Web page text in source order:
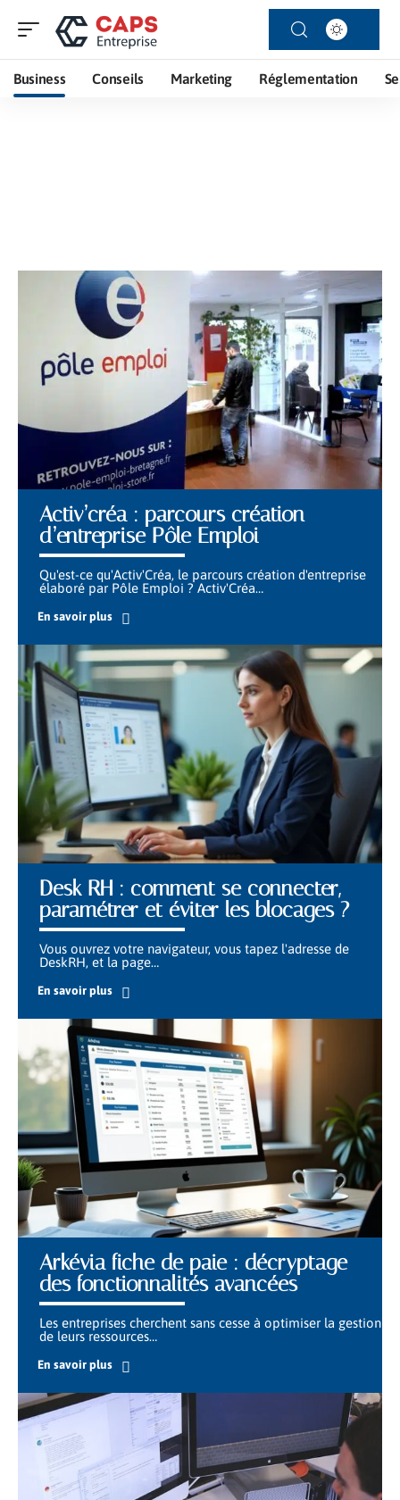
Business Conseils Marketing Réglementation
Activ’créa : parcours création
d’entreprise Pôle Emploi
Qu'est-ce qu'Activ'Créa, le parcours création d'entreprise
élaboré par Pôle Emploi ? Activ'Créa…
En savoir plus
Desk RH : comment se connecter,
paramétrer et éviter les blocages ?
Vous ouvrez votre navigateur, vous tapez l'adresse de
DeskRH, et la page…
En savoir plus
Arkévia fiche de paie : décryptage
des fonctionnalités avancées
Les entreprises cherchent sans cesse à optimiser la gestion
de leurs ressources…
En savoir plus